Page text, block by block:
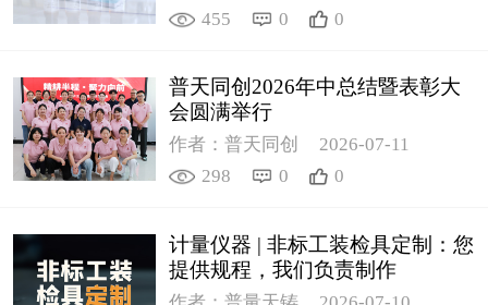
455
0 0
普天同创2026年中总结暨表彰大
会圆满举行
作者：普天同创
2026-07-11
298
0 0
计量仪器 | 非标工装检具定制：您
提供规程，我们负责制作